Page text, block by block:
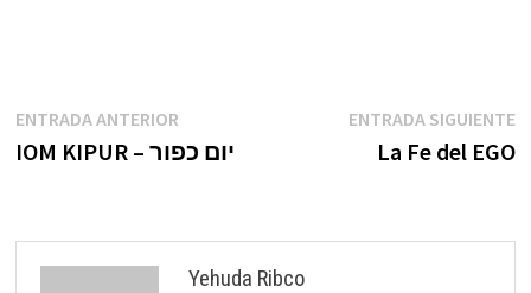
Navegación
de
ENTRADA ANTERIOREntrada
anterior:
IOM KIPUR – יום כפור
ENTRADA SIGUIENTE
La Fe del EGO
Yehuda Ribco